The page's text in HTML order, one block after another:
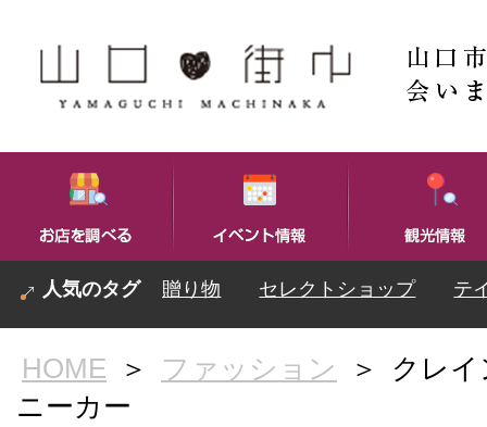
贈り物 セレクトショップ テ
HOME ＞ ファッション ＞
クレ
ニーカー